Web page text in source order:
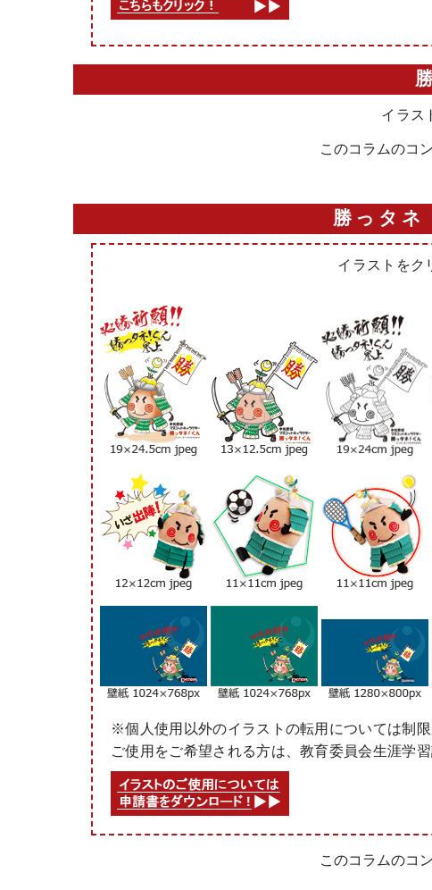
イラス
このコラムのコ
勝っタネ
イラストをク
※個人使用以外のイラストの転用については制限
ご使用をご希望される方は、教育委員会生涯学
このコラムのコ